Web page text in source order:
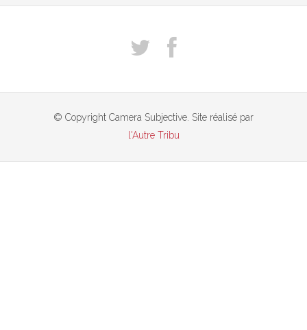
© Copyright Camera Subjective. Site réalisé par
l'Autre Tribu